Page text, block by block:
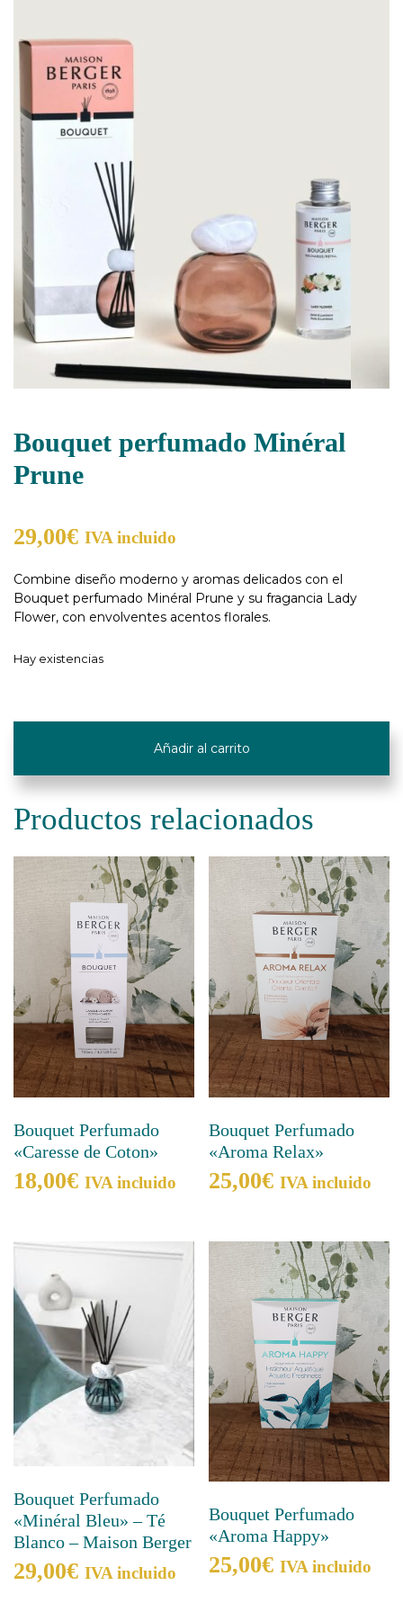
Bouquet perfumado Minéral
Prune
29,00€ IVA incluido
Combine diseño moderno y aromas delicados con el
Bouquet perfumado Minéral Prune y su fragancia Lady
Flower, con envolventes acentos florales.
Hay existencias
Prune
cantidad
Añadir al carrito
Productos relacionados
Bouquet Perfumado
«Caresse de Coton»
18,00€ IVA incluido
Bouquet Perfumado
«Aroma Relax»
25,00€ IVA incluido
Bouquet Perfumado
«Minéral Bleu» – Té
Blanco – Maison Berger
29,00€ IVA incluido
Bouquet Perfumado
«Aroma Happy»
25,00€ IVA incluido